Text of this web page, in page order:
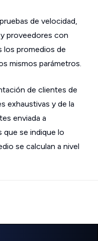
de velocidad,
proveedores con
los promedios de
mismos parámetros.
de clientes de
exhaustivas y de la
enviada a
que se indique lo
se calculan a nivel